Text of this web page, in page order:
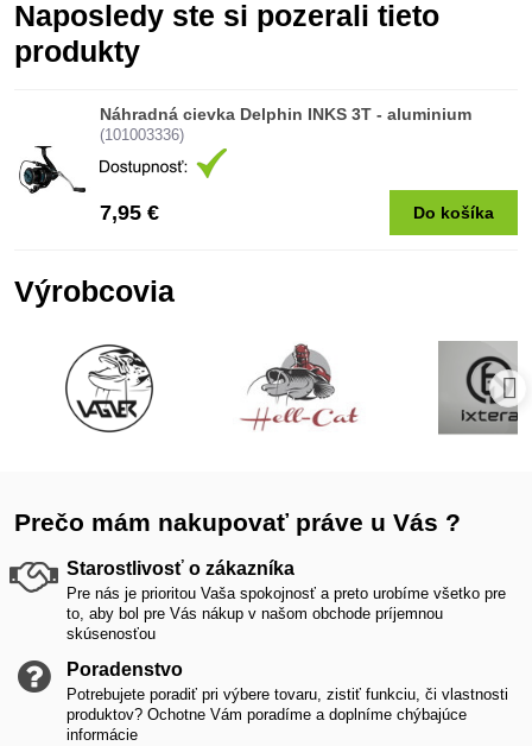
Naposledy ste si pozerali tieto
produkty
Náhradná cievka Delphin INKS 3T - aluminium
(101003336)
7,95 € Do košíka
Výrobcovia
Prečo mám nakupovať práve u Vás ?
Starostlivosť o zákazníka
Pre nás je prioritou Vaša spokojnosť a preto urobíme všetko pre
to, aby bol pre Vás nákup v našom obchode príjemnou
skúsenosťou
Poradenstvo
Potrebujete poradiť pri výbere tovaru, zistiť funkciu, či vlastnosti
produktov? Ochotne Vám poradíme a doplníme chýbajúce
informácie